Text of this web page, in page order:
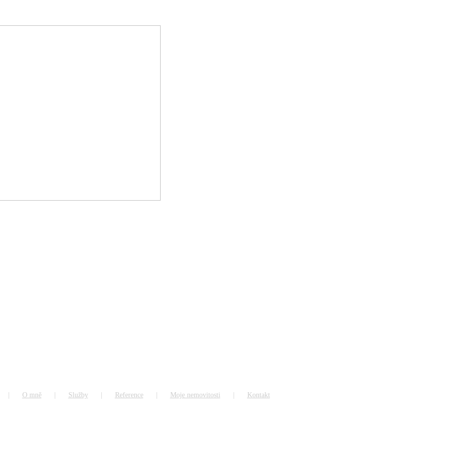
O mně Služby Reference Moje nemovitosti Kontakt